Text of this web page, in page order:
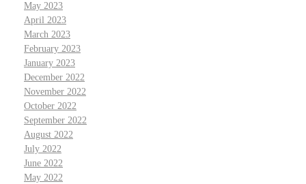
May 2023
April 2023
March 2023
February 2023
January 2023
December 2022
November 2022
October 2022
September 2022
August 2022
July 2022
June 2022
May 2022